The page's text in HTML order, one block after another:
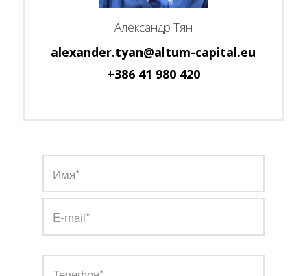
Александр Тян
alexander.tyan@altum-capital.eu
+386 41 980 420